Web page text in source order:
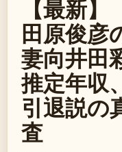
【最新】
田原俊彦
妻向井田
推定年収
引退説の
査